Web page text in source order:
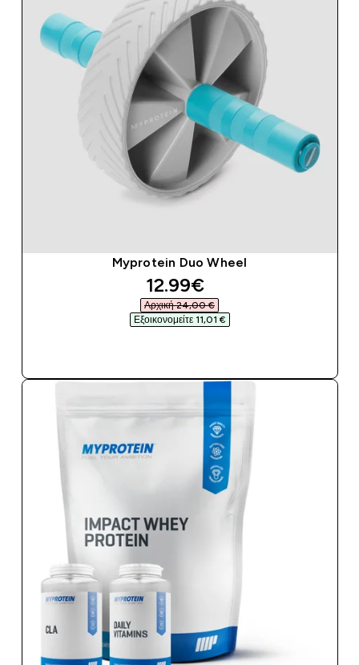
Myprotein Duo Wheel
discounted price
12.99€‎
Αρχική 24,00 €‎
Εξοικονομείτε 11,01 €‎